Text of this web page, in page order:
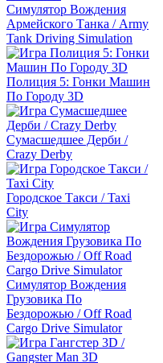
Симулятор Вождения
Армейского Танка / Army
Tank Driving Simulation
Полиция 5: Гонки Машин
По Городу 3D
Сумасшедшее Дерби /
Crazy Derby
Городское Такси / Taxi
City
Симулятор Вождения
Грузовика По
Бездорожью / Off Road
Cargo Drive Simulator